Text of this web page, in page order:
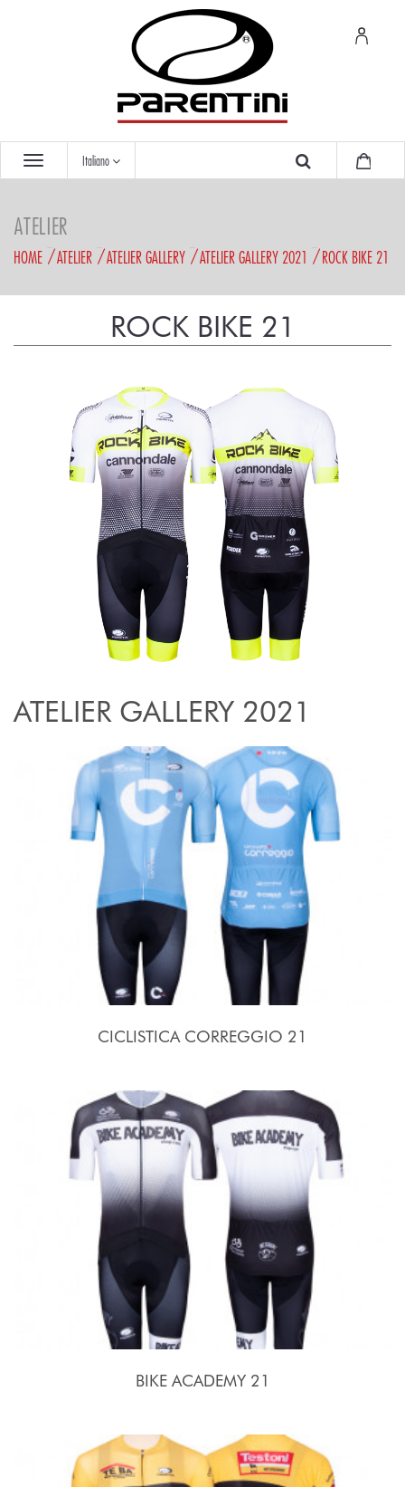
Italiano
ATELIER
HOME ATELIER ATELIER GALLERY ATELIER GALLERY 2021 ROCK BIKE 21
ROCK BIKE 21
ATELIER GALLERY 2021
CICLISTICA CORREGGIO 21
BIKE ACADEMY 21